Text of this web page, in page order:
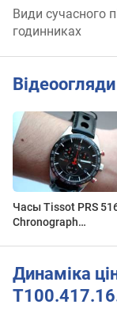
Види сучасного
годинниках
Відеоогляди
Часы Tissot PRS
Chronograph
Динаміка